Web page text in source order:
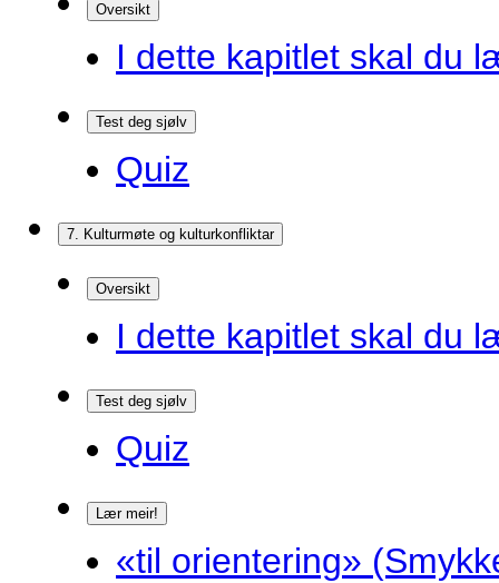
Oversikt
I dette kapitlet skal du
Test deg sjølv
Quiz
7. Kulturmøte og kulturkonfliktar
Oversikt
I dette kapitlet skal du
Test deg sjølv
Quiz
Lær meir!
«til orientering»